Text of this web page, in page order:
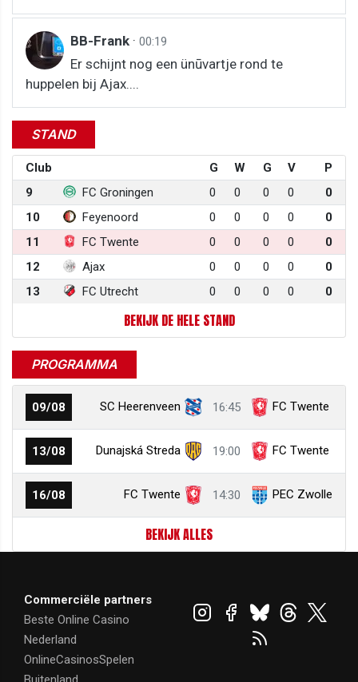
BB-Frank · 00:19
Er schijnt nog een ünūvartje rond te
huppelen bij Ajax....
STAND
Club G W G V
P
9
FC Groningen 0 0 0 0
0
10
Feyenoord 0 0 0 0
0
11
FC Twente 0 0 0 0
0
12
Ajax 0 0 0 0
0
13
FC Utrecht 0 0 0 0 0
BEKIJK DE HELE STAND
PROGRAMMA
09/08 SC Heerenveen 16:45 FC Twente
13/08 Dunajská Streda 19:00 FC Twente
16/08 FC Twente 14:30 PEC Zwolle
BEKIJK ALLES
Commerciële partners
Beste Online Casino
Nederland
OnlineCasinosSpelen